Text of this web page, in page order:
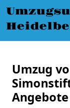
Umzug
Angebote